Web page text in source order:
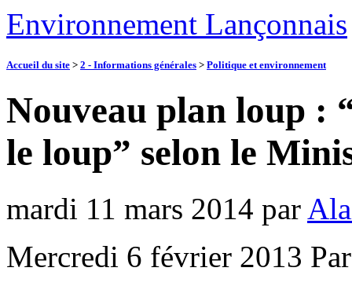
Environnement Lançonnais
Accueil du site > 2 - Informations générales > Politique et environnement
Nouveau plan loup :
le loup” selon le
mardi 11 mars 2014 par
Mercredi 6 février 2013